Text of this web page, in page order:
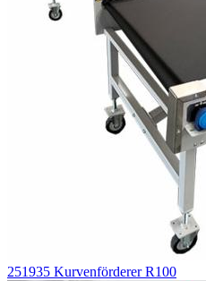
251935 Kurvenförderer R100